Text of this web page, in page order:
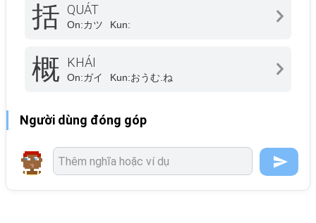
括 QUÁT
On:カツ Kun:
概 KHÁI
On:ガイ Kun:おうむ.ね
Người dùng đóng góp